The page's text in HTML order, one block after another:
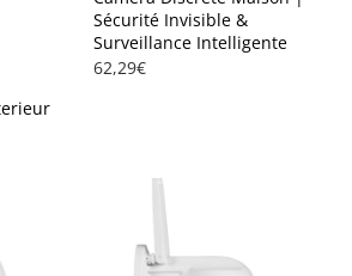
Sécurité Invisible &
Surveillance Intelligente
62,29€